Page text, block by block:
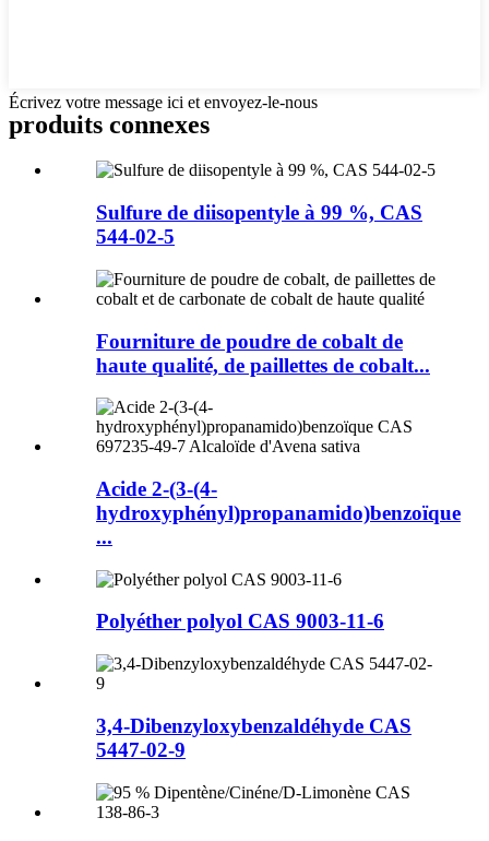
Écrivez votre message ici et envoyez-le-nous
produits connexes
Sulfure de diisopentyle à 99 %, CAS
544-02-5
Fourniture de poudre de cobalt de
haute qualité, de paillettes de cobalt...
Acide 2-(3-(4-
hydroxyphényl)propanamido)benzoïque
...
Polyéther polyol CAS 9003-11-6
3,4-Dibenzyloxybenzaldéhyde CAS
5447-02-9